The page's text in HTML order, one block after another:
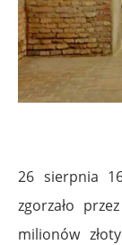
26 sierpnia
zgorzało
milionów